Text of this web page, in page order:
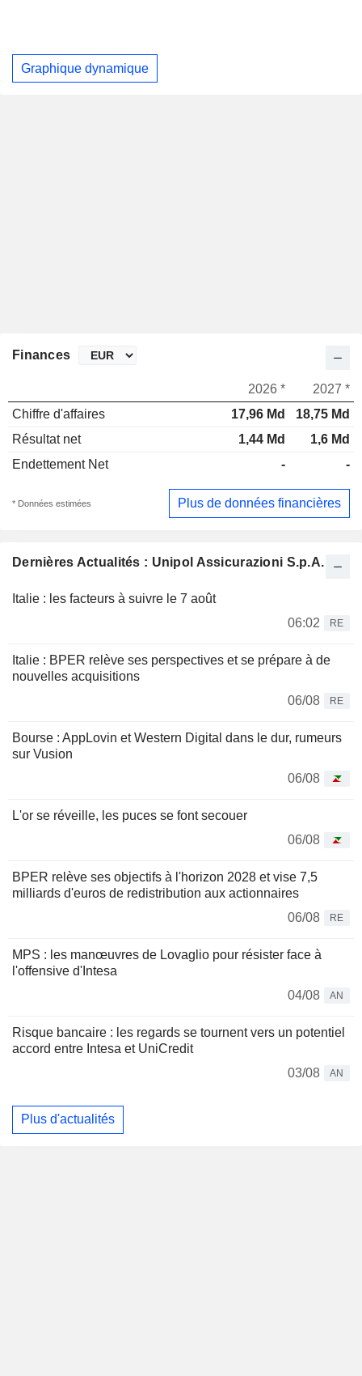
Graphique dynamique
Dernières Actualités : Unipol Assicurazioni S.p.A.
Italie : les facteurs à suivre le 7 août
06:02
RE
Italie : BPER relève ses perspectives et se prépare à de
nouvelles acquisitions
06/08
RE
Bourse : AppLovin et Western Digital dans le dur, rumeurs
sur Vusion
06/08
L'or se réveille, les puces se font secouer
06/08
BPER relève ses objectifs à l'horizon 2028 et vise 7,5
milliards d'euros de redistribution aux actionnaires
06/08
RE
MPS : les manœuvres de Lovaglio pour résister face à
l'offensive d'Intesa
04/08
AN
Risque bancaire : les regards se tournent vers un potentiel
accord entre Intesa et UniCredit
03/08
AN
Plus d'actualités
Finances
2026 *
2027 *
Chiffre d'affaires
17,96 Md
18,75 Md
Résultat net
1,44 Md
1,6 Md
Endettement Net
- -
* Données estimées Plus de données financières